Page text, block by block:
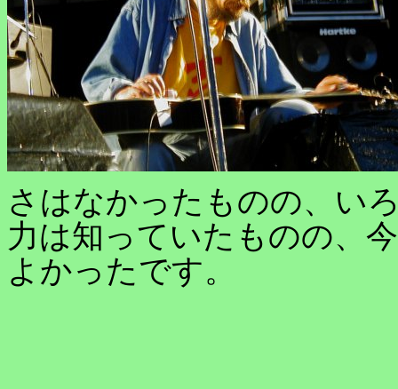
さはなかったものの、い
力は知っていたものの、
よかったです。